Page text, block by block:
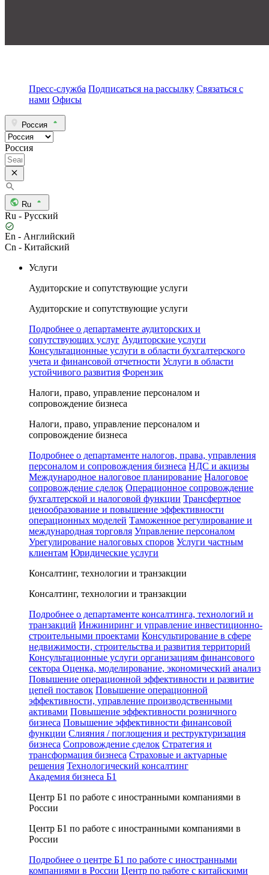
Пресс-служба Подписаться на рассылку Связаться с
нами Офисы
Россия
Россия
Ru
Ru - Русский
En - Английский
Cn - Китайский
Услуги
Аудиторские и сопутствующие услуги
Аудиторские и сопутствующие услуги
Подробнее о департаменте аудиторских и
сопутствующих услуг Аудиторские услуги
Консультационные услуги в области бухгалтерского
учета и финансовой отчетности Услуги в области
устойчивого развития Форензик
Налоги, право, управление персоналом и
сопровождение бизнеса
Налоги, право, управление персоналом и
сопровождение бизнеса
Подробнее о департаменте налогов, права, управления
персоналом и сопровождения бизнеса НДС и акцизы
Международное налоговое планирование Налоговое
сопровождение сделок Операционное сопровождение
бухгалтерской и налоговой функции Трансфертное
ценообразование и повышение эффективности
операционных моделей Таможенное регулирование и
международная торговля Управление персоналом
Урегулирование налоговых споров Услуги частным
клиентам Юридические услуги
Консалтинг, технологии и транзакции
Консалтинг, технологии и транзакции
Подробнее о департаменте консалтинга, технологий и
транзакций Инжиниринг и управление инвестиционно-
строительными проектами Консультирование в сфере
недвижимости, строительства и развития территорий
Консультационные услуги организациям финансового
сектора Оценка, моделирование, экономический анализ
Повышение операционной эффективности и развитие
цепей поставок Повышение операционной
эффективности, управление производственными
активами Повышение эффективности розничного
бизнеса Повышение эффективности финансовой
функции Слияния / поглощения и реструктуризация
бизнеса Сопровождение сделок Стратегия и
трансформация бизнеса Страховые и актуарные
решения Технологический консалтинг
Академия бизнеса Б1
Центр Б1 по работе с иностранными компаниями в
России
Центр Б1 по работе с иностранными компаниями в
России
Подробнее о центре Б1 по работе с иностранными
компаниями в России Центр по работе с китайскими